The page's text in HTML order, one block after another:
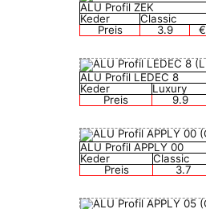
ALU Profil ZEK
Keder
Classic
Preis
3.9 €
ALU Profil LEDEC 8
Keder
Luxury
Preis
9.9
ALU Profil APPLY 00
Keder
Classic
Preis
3.7